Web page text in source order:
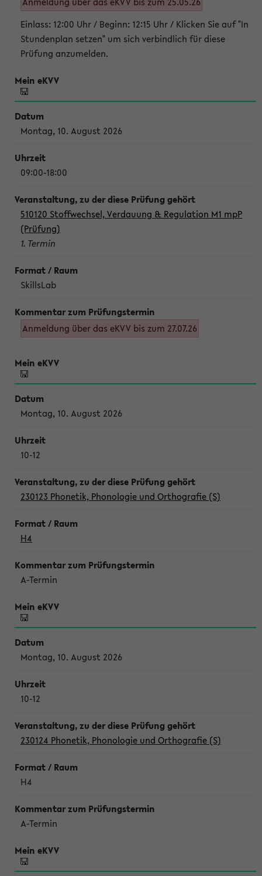
Einlass: 12:00 Uhr / Beginn: 12:15 Uhr / Klicken Sie auf "In
Stundenplan setzen" um sich verbindlich für diese
Prüfung anzumelden.
Montag, 10. August 2026
09:00-18:00
510120 Stoffwechsel, Verdauung & Regulation M1 mpP
(Prüfung)
1. Termin
SkillsLab
Anmeldung über das eKVV bis zum 27.07.26
Montag, 10. August 2026
10-12
230123 Phonetik, Phonologie und Orthografie (S)
H4
A-Termin
Montag, 10. August 2026
10-12
230124 Phonetik, Phonologie und Orthografie (S)
H4
A-Termin